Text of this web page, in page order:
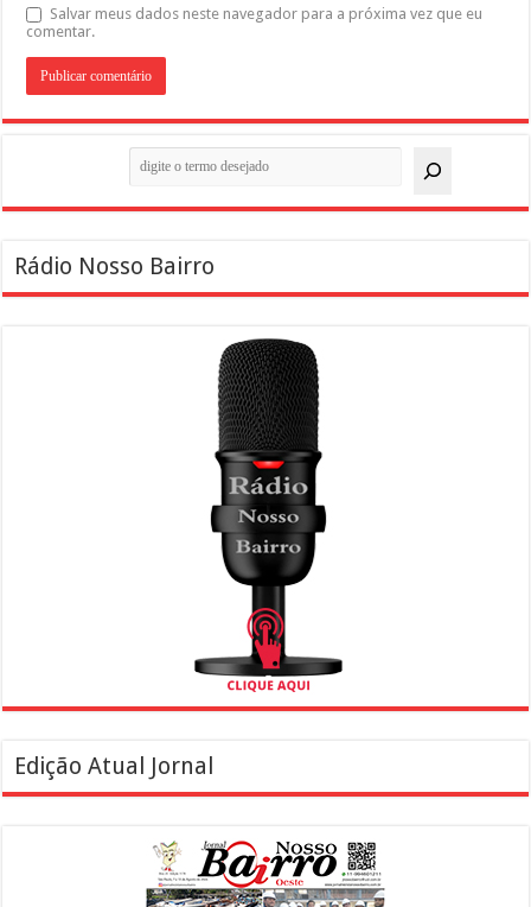
Salvar meus dados neste navegador para a próxima vez que eu
comentar.
Rádio Nosso Bairro
Edição Atual Jornal